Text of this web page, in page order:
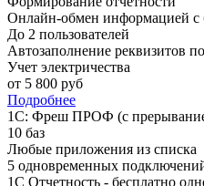
Онлайн-обмен информацией с
До 2 пользователей
Автозаполнение реквизитов
Учет электричества
от 5 800 руб
Подробнее
1С: Фреш ПРОФ (с
10 баз
Любые приложения из списка
5 одновременных
1С Отчетность - бесплатно